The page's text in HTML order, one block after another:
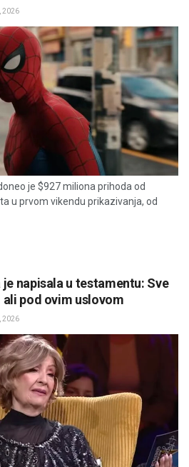
2026
je $927 miliona prihoda od
u prvom vikendu prikazivanja, od
napisala u testamentu: Sve
pod ovim uslovom
2026